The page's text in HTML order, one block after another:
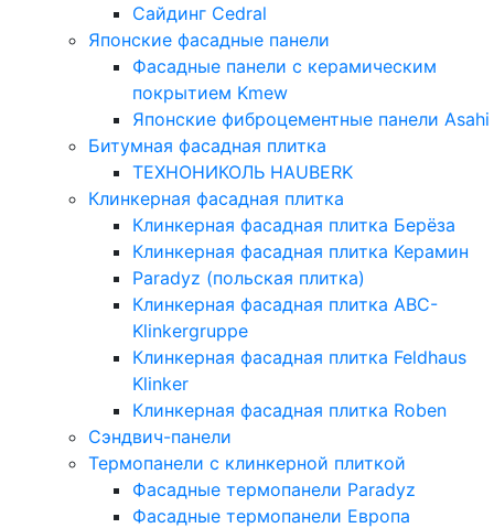
Сайдинг Cedral
Японские фасадные панели
Фасадные панели с керамическим
покрытием Kmew
Японские фиброцементные панели Asahi
Битумная фасадная плитка
ТЕХНОНИКОЛЬ HAUBERK
Клинкерная фасадная плитка
Клинкерная фасадная плитка Берёза
Клинкерная фасадная плитка Керамин
Paradyz (польская плитка)
Клинкерная фасадная плитка ABC-
Klinkergruppe
Клинкерная фасадная плитка Feldhaus
Klinker
Клинкерная фасадная плитка Roben
Сэндвич-панели
Термопанели с клинкерной плиткой
Фасадные термопанели Paradyz
Фасадные термопанели Европа